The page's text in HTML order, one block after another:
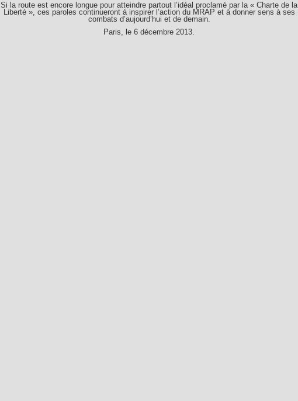
Si la route est encore longue pour atteindre partout l’idéal proclamé par la « Charte de la
Liberté », ces paroles continueront à inspirer l’action du MRAP et à donner sens à ses
combats d’aujourd’hui et de demain.
Paris, le 6 décembre 2013.